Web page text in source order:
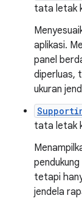
tata letak
aplikasi.
panel
diperluas,
ukuran
tata letak
tetapi
jendela